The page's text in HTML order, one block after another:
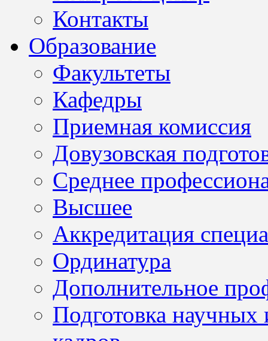
Контакты
Образование
Факультеты
Кафедры
Приемная комиссия
Довузовская
Среднее
Высшее
Аккредитация
Ординатура
Дополнительное
Подготовка научных